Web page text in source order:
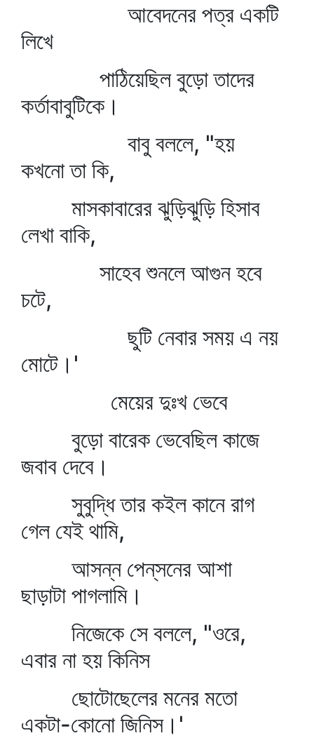
আবেদনের পত্র একটি
লিখে
পাঠিয়েছিল বুড়ো তাদের
কর্তাবাবুটিকে।
বাবু বললে, "হয়
কখনো তা কি,
মাসকাবারের ঝুড়িঝুড়ি হিসাব
লেখা বাকি,
সাহেব শুনলে আগুন হবে
চটে,
ছুটি নেবার সময় এ নয়
মোটে।'
মেয়ের দুঃখ ভেবে
বুড়ো বারেক ভেবেছিল কাজে
জবাব দেবে।
সুবুদ্ধি তার কইল কানে রাগ
গেল যেই থামি,
আসন্ন পেন্‌সনের আশা
ছাড়াটা পাগলামি।
নিজেকে সে বললে, "ওরে,
এবার না হয় কিনিস
ছোটোছেলের মনের মতো
একটা-কোনো জিনিস।'